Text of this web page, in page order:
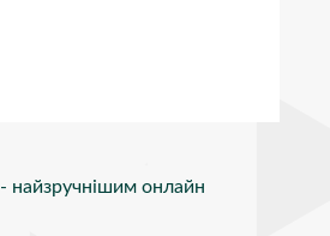
- найзручнішим онлайн